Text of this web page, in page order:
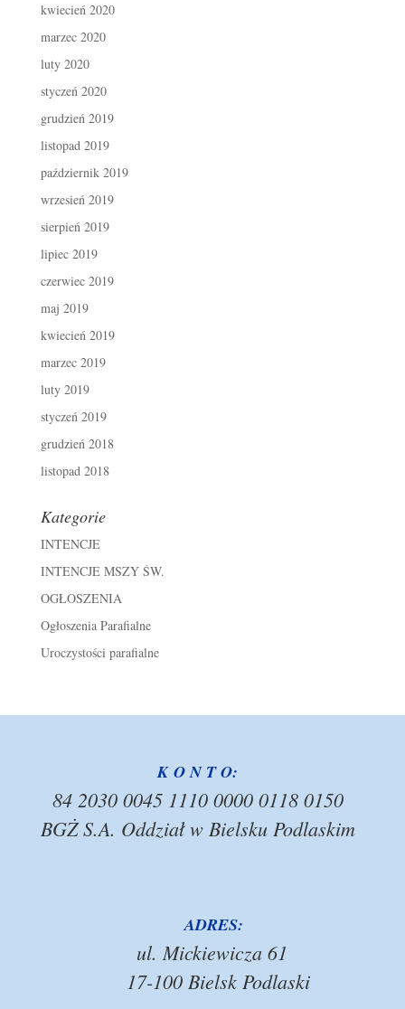
kwiecień 2020
marzec 2020
luty 2020
styczeń 2020
grudzień 2019
listopad 2019
październik 2019
wrzesień 2019
sierpień 2019
lipiec 2019
czerwiec 2019
maj 2019
kwiecień 2019
marzec 2019
luty 2019
styczeń 2019
grudzień 2018
listopad 2018
Kategorie
INTENCJE
INTENCJE MSZY ŚW.
OGŁOSZENIA
Ogłoszenia Parafialne
Uroczystości parafialne
K O N T O:
84 2030 0045 1110 0000 0118 0150
BGŻ S.A. Oddział w Bielsku Podlaskim
ADRES:
ul. Mickiewicza 61
17-100 Bielsk Podlaski